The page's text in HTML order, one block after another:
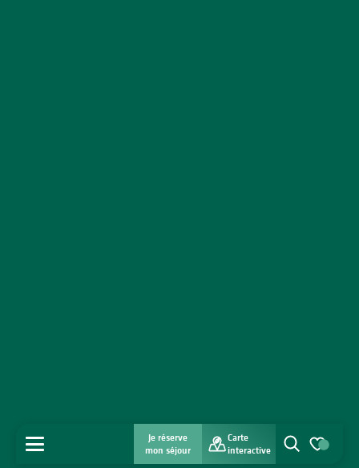
Je réserve
mon séjour
Carte
interactive